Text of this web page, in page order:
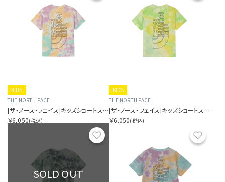
KIDS
THE NORTH FACE
[ザ・ノース・フェイス]キッズショートスリーブノベルティビッグルートティー
￥6,050(税込)
KIDS
THE NORTH FACE
[ザ・ノース・フェイス]キッズショートスリーブノベルティビッグルートティー
￥6,050(税込)
お気に入り
SOLD OUT